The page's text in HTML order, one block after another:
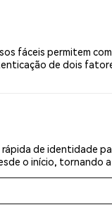
fáceis permitem
de dois
rápida de identidade
o início, tornando